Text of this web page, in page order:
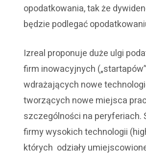
opodatkowania, tak że
będzie podlegać
Izreal proponuje duże ulgi
firm inowacyjnych
wdrażających nowe
tworzących nowe miejsca
szczególności na peryferiach.
firmy wysokich technologii
których odziały